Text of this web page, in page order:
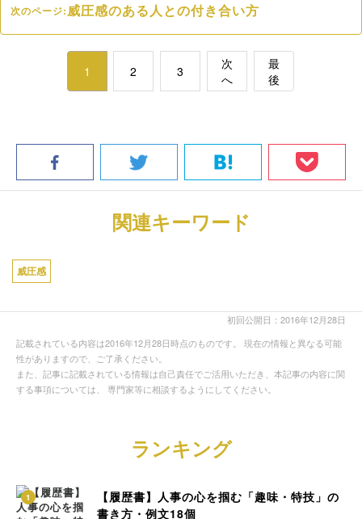
次のページ:威圧感のある人との付き合い方
1 2 3
次
へ
最
後
関連キーワード
威圧感
初回公開日：2016年12月28日
記載されている内容は2016年12月28日時点のものです。 現在の情報と異なる可能
性がありますので、ご了承ください。
また、記事に記載されている情報は自己責任でご活用いただき、本記事の内容に関
する事項については、 専門家等に相談するようにしてください。
ランキング
1
【履歴書】人事の心を掴む「趣味・特技」の
書き方・例文18個